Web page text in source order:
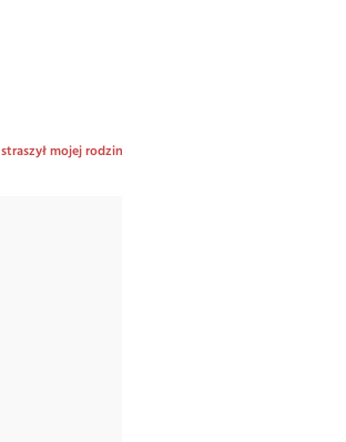
mojej rodziny osobami LGBT”